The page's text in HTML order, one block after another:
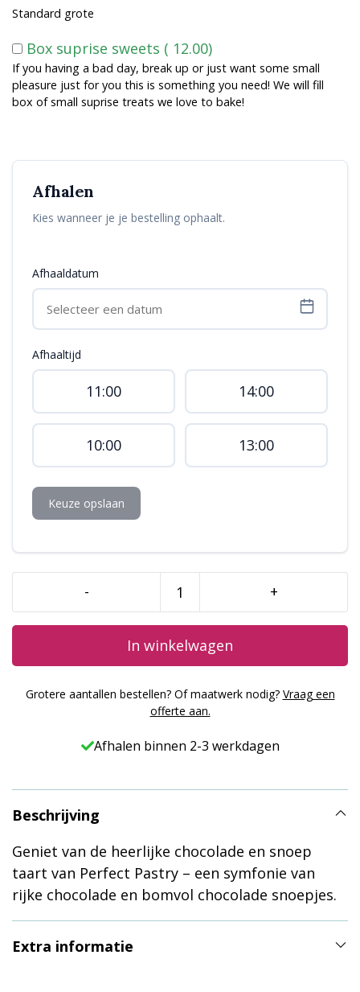
Standard grote
Box suprise sweets ( 12.00)
If you having a bad day, break up or just want some small
pleasure just for you this is something you need! We will fill
box of small suprise treats we love to bake!
Afhalen
Kies wanneer je je bestelling ophaalt.
Afhaaldatum
Afhaaltijd
11:00 14:00
10:00 13:00
Keuze opslaan
-
Chocolade
Snoep
Taart
+
In winkelwagen
Grotere aantallen bestellen? Of maatwerk nodig? Vraag een
offerte aan.
Afhalen binnen 2-3 werkdagen
Beschrijving
Geniet van de heerlijke chocolade en snoep
taart van Perfect Pastry – een symfonie van
rijke chocolade en bomvol chocolade snoepjes.
Extra informatie